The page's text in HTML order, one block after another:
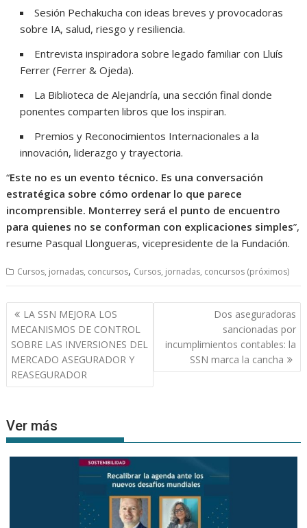
Sesión Pechakucha con ideas breves y provocadoras
sobre IA, salud, riesgo y resiliencia.
Entrevista inspiradora sobre legado familiar con Lluís
Ferrer (Ferrer & Ojeda).
La Biblioteca de Alejandría, una sección final donde
ponentes comparten libros que los inspiran.
Premios y Reconocimientos Internacionales a la
innovación, liderazgo y trayectoria.
“Este no es un evento técnico. Es una conversación
estratégica sobre cómo ordenar lo que parece
incomprensible. Monterrey será el punto de encuentro
para quienes no se conforman con explicaciones simples”,
resume Pasqual Llongueras, vicepresidente de la Fundación.
Cursos, jornadas, concursos, Cursos, jornadas, concursos (próximos)
Navegación
de
entradas
LA SSN MEJORA LOS
MECANISMOS DE CONTROL
SOBRE LAS INVERSIONES DEL
MERCADO ASEGURADOR Y
REASEGURADOR
Dos aseguradoras
sancionadas por
incumplimientos contables: la
SSN marca la cancha
Ver más